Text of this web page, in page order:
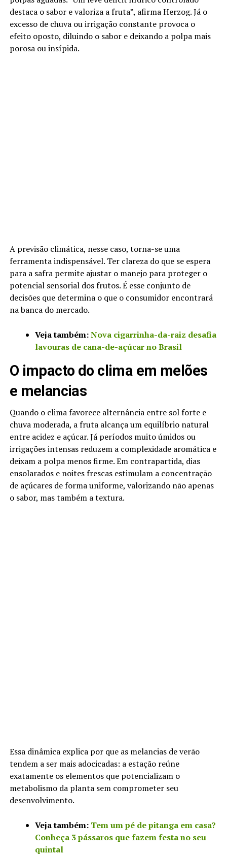
destaca o sabor e valoriza a fruta”, afirma Herzog. Já o
excesso de chuva ou irrigação constante provoca o
efeito oposto, diluindo o sabor e deixando a polpa mais
porosa ou insípida.
A previsão climática, nesse caso, torna-se uma
ferramenta indispensável. Ter clareza do que se espera
para a safra permite ajustar o manejo para proteger o
potencial sensorial dos frutos. É esse conjunto de
decisões que determina o que o consumidor encontrará
na banca do mercado.
Veja também:Nova cigarrinha-da-raiz desafia
lavouras de cana-de-açúcar no Brasil
O impacto do clima em melões
e melancias
Quando o clima favorece alternância entre sol forte e
chuva moderada, a fruta alcança um equilíbrio natural
entre acidez e açúcar. Já períodos muito úmidos ou
irrigações intensas reduzem a complexidade aromática e
deixam a polpa menos firme. Em contrapartida, dias
ensolarados e noites frescas estimulam a concentração
de açúcares de forma uniforme, valorizando não apenas
o sabor, mas também a textura.
Essa dinâmica explica por que as melancias de verão
tendem a ser mais adocicadas: a estação reúne
exatamente os elementos que potencializam o
metabolismo da planta sem comprometer seu
desenvolvimento.
Veja também: Tem um pé de pitanga em casa?
Conheça 3 pássaros que fazem festa no seu
quintal